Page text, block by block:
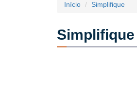
Início Simplifique
Simplifique